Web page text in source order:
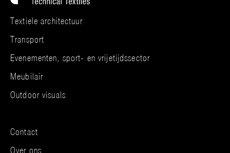
Textiele architectuur
Transport
Evenementen, sport- en vrijetijdssector
Meubilair
Outdoor visuals
Contact
Over ons